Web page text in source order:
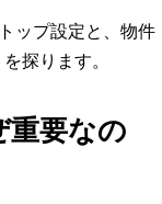
ップ設定と、物件
探ります。
重要なの